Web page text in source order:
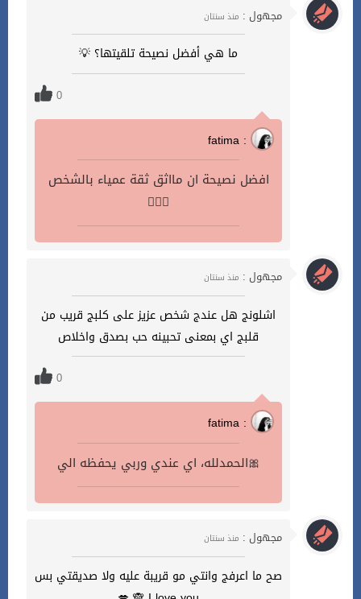
مجهول : منذ سنتان
ما هي أفضل نصيحة تلقيتها؟ 💡
0
fatima :
افضل نصيحة ان مااثق ثقة عمياء بالشخص
👍🏻✨
مجهول : منذ سنتان
اشلونج هل عندج شخص عزيز على كلبج قريب من
قلبج اي بمعنى تحبينه حب بصدق واخلاص
0
fatima :
الحمدلله، اي عندي وربي يحفظه الي🎀
مجهول : منذ سنتان
صح ما اعرفج وانتي مو قريبة عليه ولا صديقتي بس